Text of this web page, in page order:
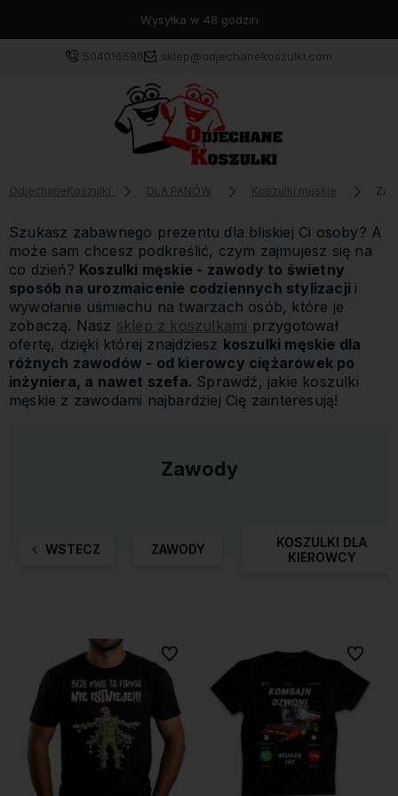
Wysyłka w 48 godzin
504016596 sklep@odjechanekoszulki.com
OdjechaneKoszulki DLA PANÓW Koszulki męskie
Szukasz zabawnego prezentu dla bliskiej Ci osoby? A
może sam chcesz podkreślić, czym zajmujesz się na
co dzień? Koszulki męskie - zawody to świetny
sposób na urozmaicenie codziennych stylizacji i
wywołanie uśmiechu na twarzach osób, które je
zobaczą. Nasz sklep z koszulkami przygotował
ofertę, dzięki której znajdziesz koszulki męskie dla
różnych zawodów - od kierowcy ciężarówek po
inżyniera, a nawet szefa. Sprawdź, jakie koszulki
męskie z zawodami najbardziej Cię zainteresują!
Zawody
WSTECZ ZAWODY
KOSZULKI DLA
KIEROWCY
Do ulubionych Do